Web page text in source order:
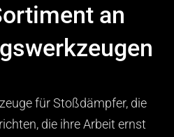
an
für Stoßdämpfer, die
die ihre Arbeit ernst